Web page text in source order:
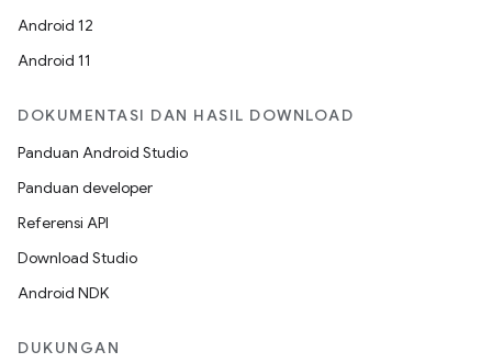
Android 12
Android 11
DOKUMENTASI DAN HASIL DOWNLOAD
Panduan Android Studio
Panduan developer
Referensi API
Download Studio
Android NDK
DUKUNGAN